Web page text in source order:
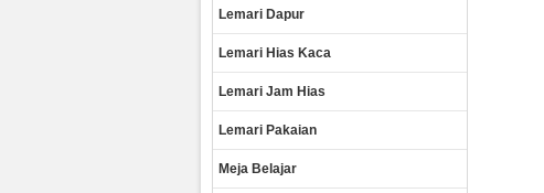
Lemari Dapur
Lemari Hias Kaca
Lemari Jam Hias
Lemari Pakaian
Meja Belajar